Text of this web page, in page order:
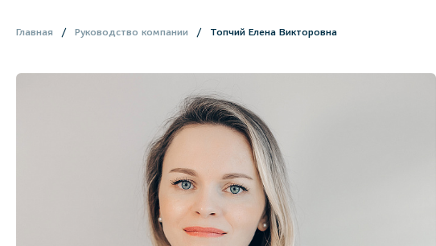
Главная Руководство компании Топчий Елена Викторовна